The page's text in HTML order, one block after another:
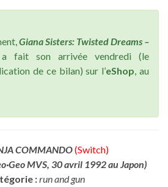
Giana Sisters: Twisted Dreams –
a fait son arrivée vendredi (le
de ce bilan) sur l’eShop, au
COMMANDO(Switch)
MVS, 30 avril 1992 au Japon)
:run and gun